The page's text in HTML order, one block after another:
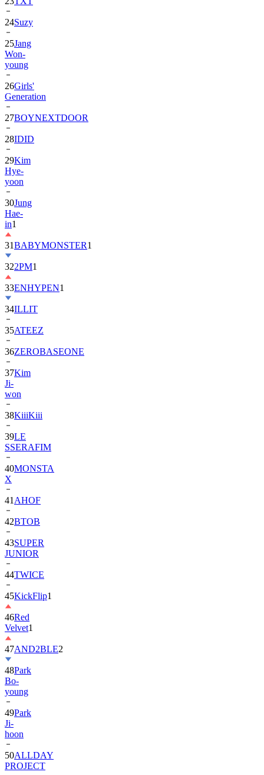
25Jang
Won-
young
26Girls'
Generation
27BOYNEXTDOOR
28IDID
29Kim
Hye-
yoon
30Jung
Hae-
in1
31BABYMONSTER
322PM1
33ENHYPEN
34ILLIT
35ATEEZ
36ZEROBASEONE
37Kim
Ji-
won
38KiiiKiii
39LE
SSERAFIM
40MONSTA
X
41
42 BTOB
43SUPER
JUNIOR
44TWICE
45KickFlip
46Red
Velvet
47AND2BLE
48Park
Bo-
young
49Park
Ji-
hoon
50ALLDAY
PROJECT